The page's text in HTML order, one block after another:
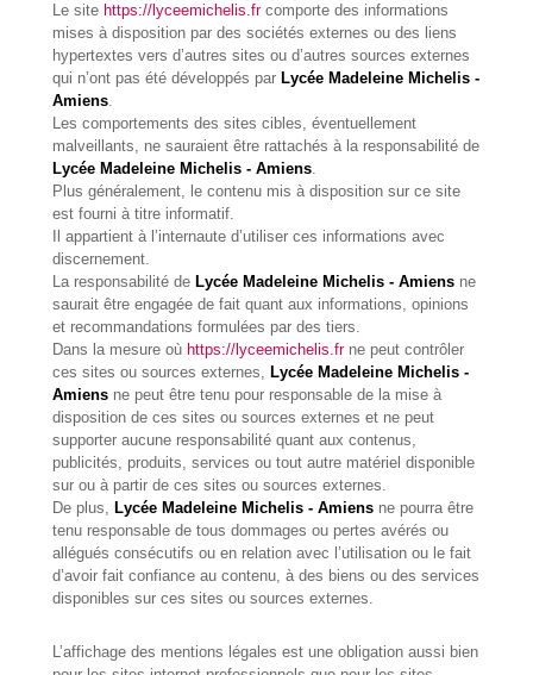
Le site https://lyceemichelis.frcomporte des informations
mises à disposition par des sociétés externes ou des liens
hypertextes vers d’autres sites ou d’autres sources externes
qui n’ont pas été développés par Lycée Madeleine Michelis -
Amiens.
Les comportements des sites cibles, éventuellement
malveillants, ne sauraient être rattachés à la responsabilité de
Lycée Madeleine Michelis - Amiens.
Plus généralement, le contenu mis à disposition sur ce site
est fourni à titre informatif.
Il appartient à l’internaute d’utiliser ces informations avec
discernement.
La responsabilité de Lycée Madeleine Michelis - Amiens ne
saurait être engagée de fait quant aux informations, opinions
et recommandations formulées par des tiers.
Dans la mesure où https://lyceemichelis.frne peut contrôler
ces sites ou sources externes, Lycée Madeleine Michelis -
Amiens ne peut être tenu pour responsable de la mise à
disposition de ces sites ou sources externes et ne peut
supporter aucune responsabilité quant aux contenus,
publicités, produits, services ou tout autre matériel disponible
sur ou à partir de ces sites ou sources externes.
De plus, Lycée Madeleine Michelis - Amiens ne pourra être
tenu responsable de tous dommages ou pertes avérés ou
allégués consécutifs ou en relation avec l’utilisation ou le fait
d’avoir fait confiance au contenu, à des biens ou des services
disponibles sur ces sites ou sources externes.
L’affichage des mentions légales est une obligation aussi bien